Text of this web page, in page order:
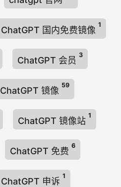
ChatGPT 国内免费镜像
1
ChatGPT 会员
3
ChatGPT 镜像
59
ChatGPT 镜像站
1
ChatGPT 免费
6
ChatGPT 申诉
1